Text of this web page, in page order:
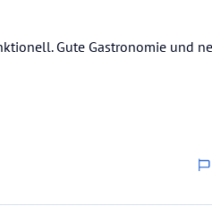
Gute Gastronomie und